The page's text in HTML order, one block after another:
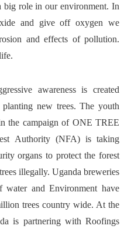
big role in our environment. In
and give off oxygen we
and effects of pollution.
awareness is created
new trees. The youth
the campaign of ONE TREE
Authority (NFA) is taking
organs to protect the forest
illegally. Uganda breweries
and Environment have
trees country wide. At the
is partnering with Roofings